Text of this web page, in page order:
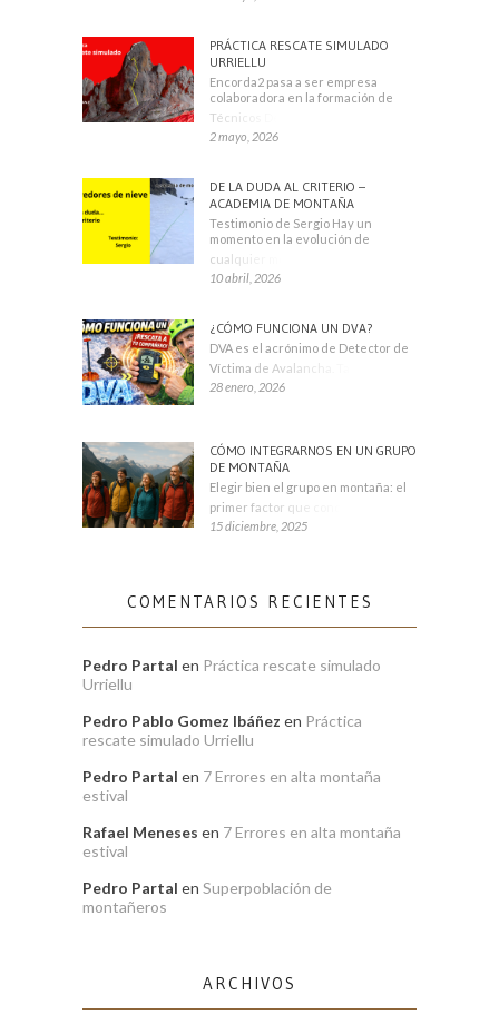
PRÁCTICA RESCATE SIMULADO
URRIELLU
Encorda2 pasa a ser empresa
colaboradora en la formación de
Técnicos Deportivos
2 mayo, 2026
DE LA DUDA AL CRITERIO –
ACADEMIA DE MONTAÑA
Testimonio de Sergio Hay un
momento en la evolución de
cualquier montañero
10 abril, 2026
¿CÓMO FUNCIONA UN DVA?
DVA es el acrónimo de Detector de
Víctima de Avalancha. También se
28 enero, 2026
CÓMO INTEGRARNOS EN UN GRUPO
DE MONTAÑA
Elegir bien el grupo en montaña: el
primer factor que condiciona tu
15 diciembre, 2025
COMENTARIOS RECIENTES
Pedro Partal en Práctica rescate simulado
Urriellu
Pedro Pablo Gomez Ibáñez en Práctica
rescate simulado Urriellu
Pedro Partal en 7 Errores en alta montaña
estival
Rafael Meneses en 7 Errores en alta montaña
estival
Pedro Partal en Superpoblación de
montañeros
ARCHIVOS